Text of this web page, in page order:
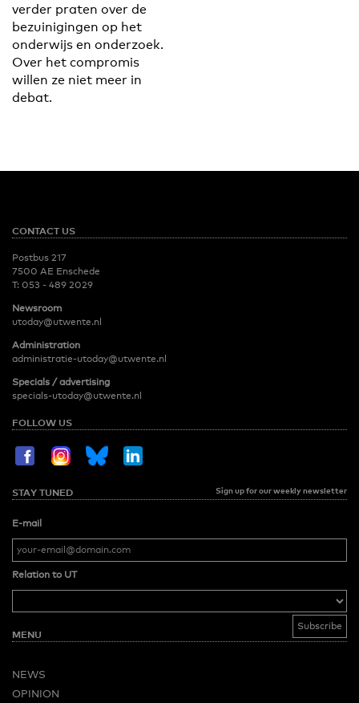
verder praten over de
bezuinigingen op het
onderwijs en onderzoek.
Over het compromis
willen ze niet meer in
debat.
CONTACT US
Postbus 217
7500 AE Enschede
T: 053 - 489 2029
Newsroom
utoday@utwente.nl
Administration
administratie-utoday@utwente.nl
Specials / advertising
specials-utoday@utwente.nl
FOLLOW US
STAY TUNED Sign up for our weekly newsletter
E-mail
Relation to UT
MENU
NEWS
OPINION